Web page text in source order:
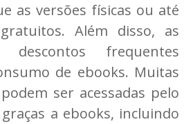
as versões físicas ou até
Além disso, as
descontos frequentes
de ebooks. Muitas
ser acessadas pelo
a ebooks, incluindo